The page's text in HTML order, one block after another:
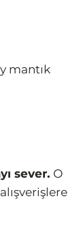
mantık
sever. O